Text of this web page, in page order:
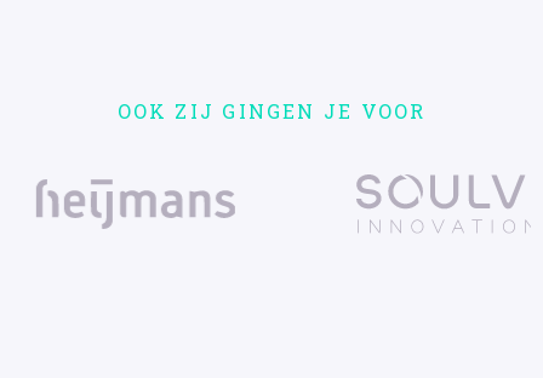
OOK ZIJ GINGEN JE VOOR